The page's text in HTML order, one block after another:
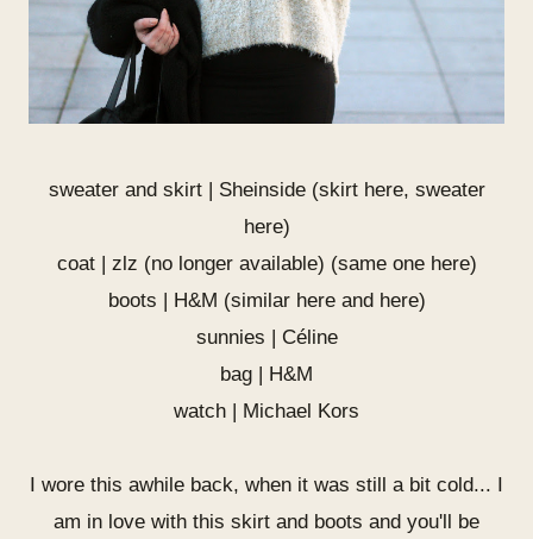
sweater and skirt | Sheinside (skirt here, sweater
here)
coat | zlz (no longer available) (same one here)
boots | H&M (similar hereand here)
sunnies | Céline
bag | H&M
watch | Michael Kors
I wore this awhile back, when it was still a bit cold... I
am in love with this skirt and boots and you'll be